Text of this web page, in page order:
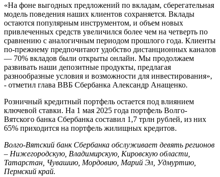
«На фоне выгодных предложений по вкладам, сберегательная
модель поведения наших клиентов сохраняется. Вклады
остаются популярным инструментом, и объем новых
привлеченных средств увеличился более чем на четверть по
сравнению с аналогичным периодом прошлого года. Клиенты
по-прежнему предпочитают удобство дистанционных каналов
— 70% вкладов были открыты онлайн. Мы продолжаем
развивать наши депозитные продукты, предлагая
разнообразные условия и возможности для инвестирования»,
- отметил глава ВВБ Сбербанка Александр Анащенко.
Розничный кредитный портфель остается под влиянием
ключевой ставки. На 1 мая 2025 года портфель Волго-
Вятского банка Сбербанка составил 1,7 трлн рублей, из них
65% приходится на портфель жилищных кредитов.
Волго-Вятский банк Сбербанка обслуживает девять регионов
– Нижегородскую, Владимирскую, Кировскую области,
Татарстан, Чувашию, Мордовию, Марий Эл, Удмуртию,
Пермский край.